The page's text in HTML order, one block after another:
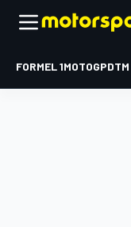
FORMEL 1MOTOGPDTM